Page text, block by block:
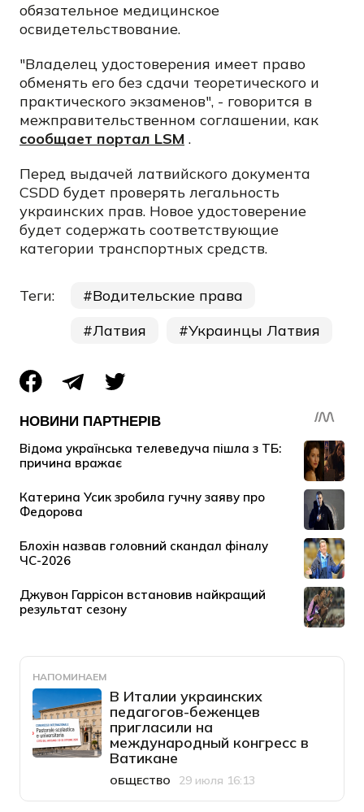
обязательное медицинское
освидетельствование.
"Владелец удостоверения имеет право
обменять его без сдачи теоретического и
практического экзаменов", - говорится в
межправительственном соглашении, как
сообщает портал LSM .
Перед выдачей латвийского документа
CSDD будет проверять легальность
украинских прав. Новое удостоверение
будет содержать соответствующие
категории транспортных средств.
Теги:
Водительские права
Латвия
Украинцы Латвия
НАПОМИНАЕМ
В Италии украинских
педагогов-беженцев
пригласили на
международный конгресс в
Ватикане
Категория
ОБЩЕСТВО
Дата публикации
29 июля 16:13